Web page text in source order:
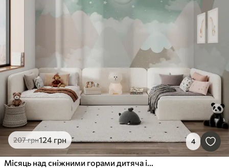
207грн124 грн 4
Місяць над сніжними горами дитяча ілюстрація зеленого кольору